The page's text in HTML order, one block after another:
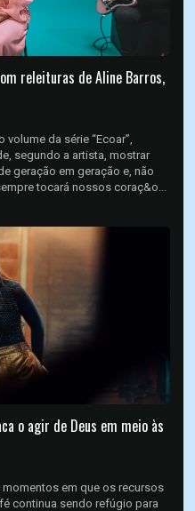
releituras de Aline Barros,
da série “Ecoar”,
segundo a artista, mostrar
geração em geração e, não
tocará nossos coraç&o...
o agir de Deus em meio às
em que os recursos
continua sendo refúgio para